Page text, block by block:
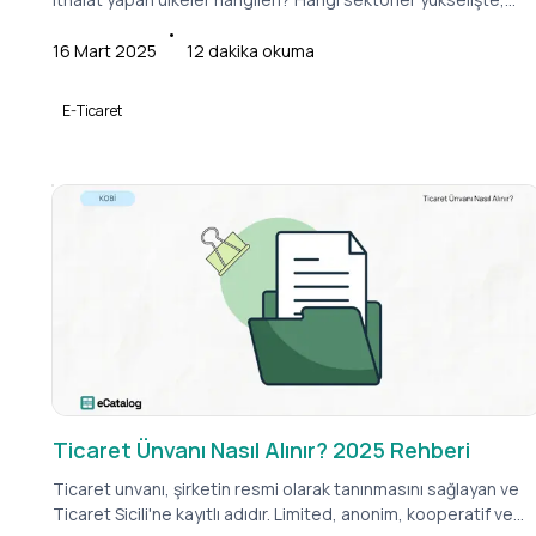
Hangi sektörler büyüdü, hangileri geriledi? Dikkat çeken
16 Mart 2025
•
12 dakika okuma
E-Ticaret
Ticaret Ünvanı Nasıl Alınır? 2025 Rehberi
Ticaret unvanı, şirketin resmi olarak tanınmasını sağlayan ve
Ticaret Sicili'ne kayıtlı adıdır. Limited, anonim, kooperatif ve